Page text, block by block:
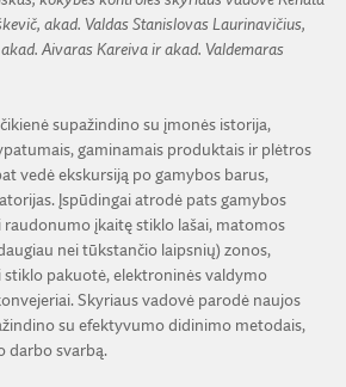
akad. Valdas Stanislovas Laurinavičius,
Aivaras Kareiva ir akad. Valdemaras
supažindino su įmonės istorija,
gaminamais produktais ir plėtros
vedė ekskursiją po gamybos barus,
Įspūdingai atrodė pats gamybos
raudonumo įkaitę stiklo lašai, matomos
nei tūkstančio laipsnių) zonos,
pakuotė, elektroninės valdymo
Skyriaus vadovė parodė naujos
su efektyvumo didinimo metodais,
darbo svarbą.